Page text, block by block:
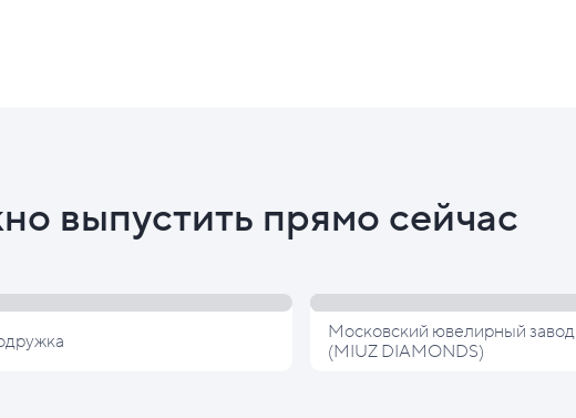
выпустить прямо сейчас
Московский ювелирный завод
(MIUZ DIAMONDS)